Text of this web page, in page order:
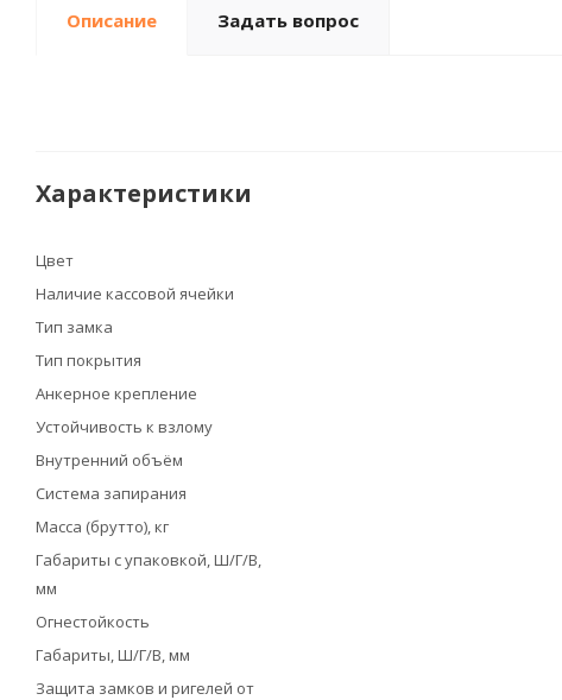
Описание Задать вопрос
Характеристики
Цвет
Наличие кассовой ячейки
Тип замка
Тип покрытия
Анкерное крепление
Устойчивость к взлому
Внутренний объём
Система запирания
Масса (брутто), кг
Габариты с упаковкой, Ш/Г/В,
мм
Огнестойкость
Габариты, Ш/Г/В, мм
Защита замков и ригелей от